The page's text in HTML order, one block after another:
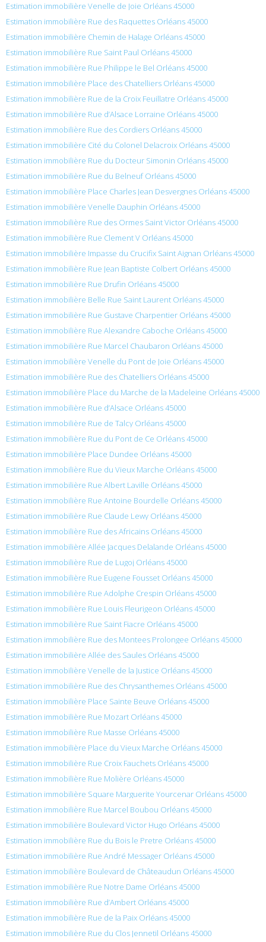
Estimation immobilière Venelle de Joie Orléans 45000
Estimation immobilière Rue des Raquettes Orléans 45000
Estimation immobilière Chemin de Halage Orléans 45000
Estimation immobilière Rue Saint Paul Orléans 45000
Estimation immobilière Rue Philippe le Bel Orléans 45000
Estimation immobilière Place des Chatelliers Orléans 45000
Estimation immobilière Rue de la Croix Feuillatre Orléans 45000
Estimation immobilière Rue d’Alsace Lorraine Orléans 45000
Estimation immobilière Rue des Cordiers Orléans 45000
Estimation immobilière Cité du Colonel Delacroix Orléans 45000
Estimation immobilière Rue du Docteur Simonin Orléans 45000
Estimation immobilière Rue du Belneuf Orléans 45000
Estimation immobilière Place Charles Jean Desvergnes Orléans 45000
Estimation immobilière Venelle Dauphin Orléans 45000
Estimation immobilière Rue des Ormes Saint Victor Orléans 45000
Estimation immobilière Rue Clement V Orléans 45000
Estimation immobilière Impasse du Crucifix Saint Aignan Orléans 45000
Estimation immobilière Rue Jean Baptiste Colbert Orléans 45000
Estimation immobilière Rue Drufin Orléans 45000
Estimation immobilière Belle Rue Saint Laurent Orléans 45000
Estimation immobilière Rue Gustave Charpentier Orléans 45000
Estimation immobilière Rue Alexandre Caboche Orléans 45000
Estimation immobilière Rue Marcel Chaubaron Orléans 45000
Estimation immobilière Venelle du Pont de Joie Orléans 45000
Estimation immobilière Rue des Chatelliers Orléans 45000
Estimation immobilière Place du Marche de la Madeleine Orléans 45000
Estimation immobilière Rue d’Alsace Orléans 45000
Estimation immobilière Rue de Talcy Orléans 45000
Estimation immobilière Rue du Pont de Ce Orléans 45000
Estimation immobilière Place Dundee Orléans 45000
Estimation immobilière Rue du Vieux Marche Orléans 45000
Estimation immobilière Rue Albert Laville Orléans 45000
Estimation immobilière Rue Antoine Bourdelle Orléans 45000
Estimation immobilière Rue Claude Lewy Orléans 45000
Estimation immobilière Rue des Africains Orléans 45000
Estimation immobilière Allée Jacques Delalande Orléans 45000
Estimation immobilière Rue de Lugoj Orléans 45000
Estimation immobilière Rue Eugene Fousset Orléans 45000
Estimation immobilière Rue Adolphe Crespin Orléans 45000
Estimation immobilière Rue Louis Fleurigeon Orléans 45000
Estimation immobilière Rue Saint Fiacre Orléans 45000
Estimation immobilière Rue des Montees Prolongee Orléans 45000
Estimation immobilière Allée des Saules Orléans 45000
Estimation immobilière Venelle de la Justice Orléans 45000
Estimation immobilière Rue des Chrysanthemes Orléans 45000
Estimation immobilière Place Sainte Beuve Orléans 45000
Estimation immobilière Rue Mozart Orléans 45000
Estimation immobilière Rue Masse Orléans 45000
Estimation immobilière Place du Vieux Marche Orléans 45000
Estimation immobilière Rue Croix Fauchets Orléans 45000
Estimation immobilière Rue Molière Orléans 45000
Estimation immobilière Square Marguerite Yourcenar Orléans 45000
Estimation immobilière Rue Marcel Boubou Orléans 45000
Estimation immobilière Boulevard Victor Hugo Orléans 45000
Estimation immobilière Rue du Bois le Pretre Orléans 45000
Estimation immobilière Rue André Messager Orléans 45000
Estimation immobilière Boulevard de Châteaudun Orléans 45000
Estimation immobilière Rue Notre Dame Orléans 45000
Estimation immobilière Rue d’Ambert Orléans 45000
Estimation immobilière Rue de la Paix Orléans 45000
Estimation immobilière Rue du Clos Jennetil Orléans 45000